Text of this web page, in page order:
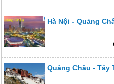
Hà Nội - Quảng
Quảng Châu - Tây